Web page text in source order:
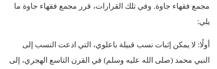
مجمع فقهاء جاوة. وفي تلك القرارات، قرر مجمع فقهاء جاوة ما
يلي:
أولًا: لا يمكن إثبات نسب قبيلة باعلوي، التي ادعت النسب إلى
النبي محمد (صلى الله عليه وسلم) في القرن التاسع الهجري، إلى